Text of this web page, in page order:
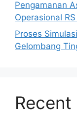
Pengamanan
Operasional
Proses
Gelombang